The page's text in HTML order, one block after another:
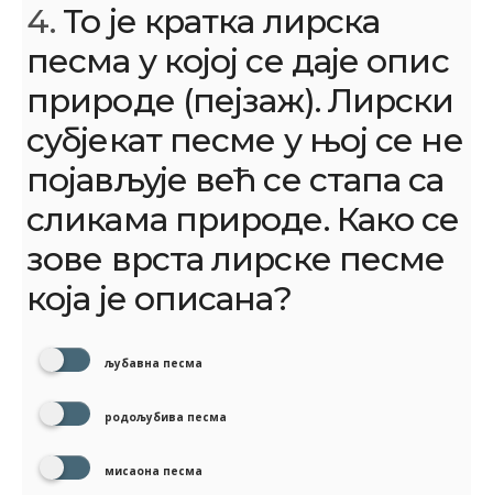
4. То је кратка лирска
песма у којој се даје опис
природе (пејзаж). Лирски
субјекат песме у њој се не
појављује већ се стапа са
сликама природе. Како се
зове врста лирске песме
која је описана?
љубавна песма
родољубива песма
мисаона песма